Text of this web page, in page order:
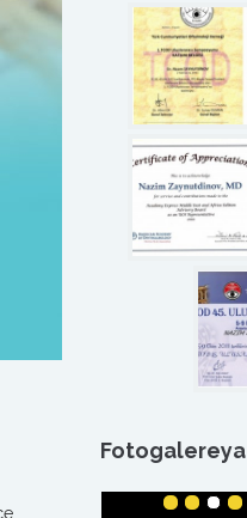
Fotogalereya